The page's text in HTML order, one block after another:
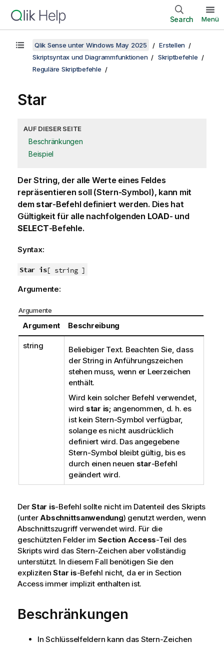
Search Menü
Qlik Sense unter Windows May 2025
Erstellen
Skriptsyntax und Diagrammfunktionen
Skriptbefehle
Reguläre Skriptbefehle
Star
AUF DIESER SEITE
Beschränkungen
Beispiel
Der String, der alle Werte eines Feldes
repräsentieren soll (Stern-Symbol), kann mit
dem star-Befehl definiert werden. Dies hat
Gültigkeit für alle nachfolgenden LOAD- und
SELECT-Befehle.
Syntax:
Star is[ string ]
Argumente:
Argumente
Argument Beschreibung
string
Beliebiger Text. Beachten Sie, dass
der String in Anführungszeichen
stehen muss, wenn er Leerzeichen
enthält.
Wird kein solcher Befehl verwendet,
wird star is;angenommen, d. h. es
ist kein Stern-Symbol verfügbar,
solange es nicht ausdrücklich
definiert wird. Das angegebene
Stern-Symbol bleibt gültig, bis es
durch einen neuen star-Befehl
geändert wird.
DerStar is-Befehl sollte nicht im Datenteil des Skripts
(unter Abschnittsanwendung) genutzt werden, wenn
Abschnittszugriff verwendet wird. Für die
geschützten Felder im Section Access-Teil des
Skripts wird das Stern-Zeichen aber vollständig
unterstützt. In diesem Fall benötigen Sie den
explizitenStar is-Befehl nicht, da er in Section
Access immer implizit enthalten ist.
Beschränkungen
In Schlüsselfeldern kann das Stern-Zeichen